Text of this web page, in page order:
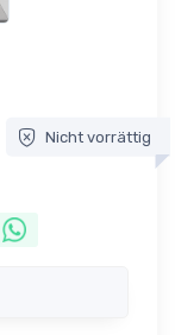
Nicht vorrättig